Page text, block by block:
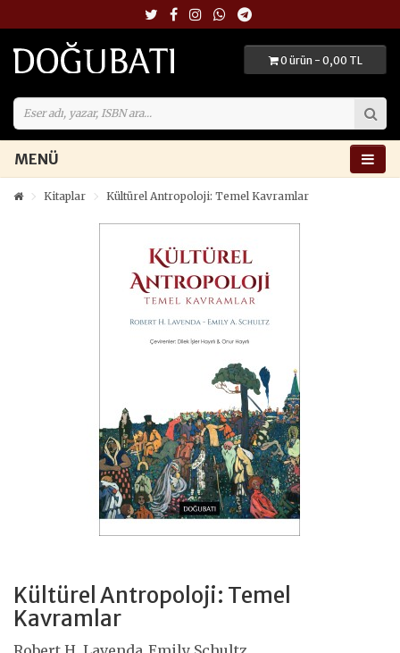
0 ürün - 0,00 TL
MENÜ
Kitaplar Kültürel Antropoloji: Temel Kavramlar
Kültürel Antropoloji: Temel
Kavramlar